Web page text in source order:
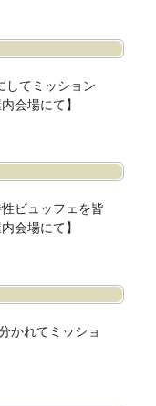
してミッション
会場にて】
ビュッフェを皆
会場にて】
かれてミッショ